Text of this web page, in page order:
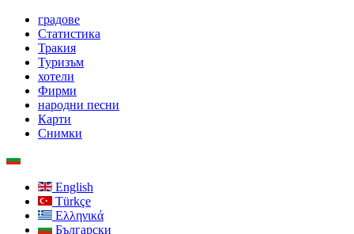
градове
Статистика
Тракия
Туризъм
хотели
Фирми
народни песни
Карти
Снимки
English
Türkçe
Ελληνικά
Български